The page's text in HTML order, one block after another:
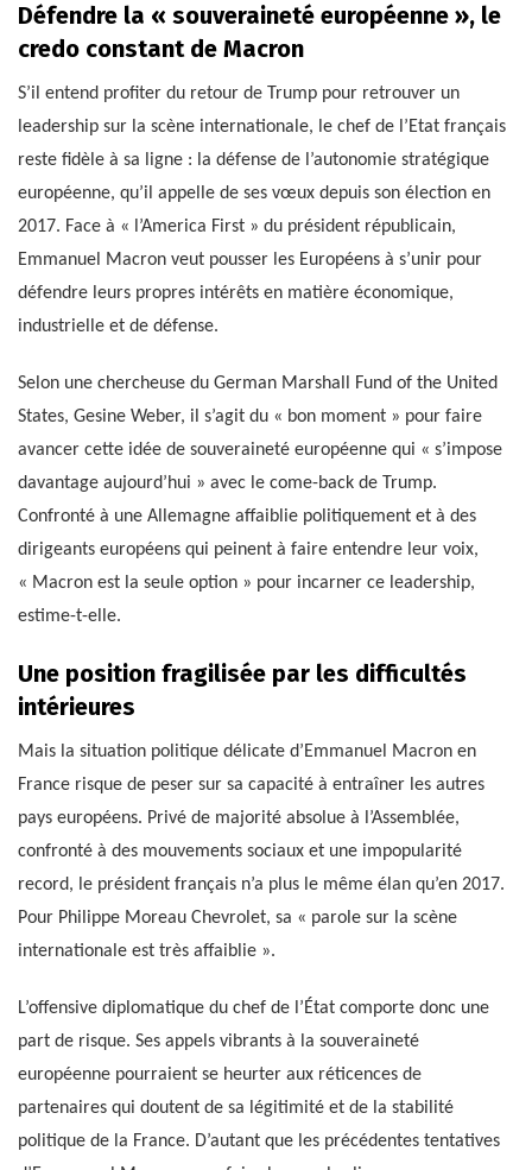
Défendre la « souveraineté européenne », le
credo constant de Macron
S’il entend profiter du retour de Trump pour retrouver un
leadership sur la scène internationale, le chef de l’Etat français
reste fidèle à sa ligne : la défense de l’autonomie stratégique
européenne, qu’il appelle de ses vœux depuis son élection en
2017. Face à « l’America First » du président républicain,
Emmanuel Macron veut pousser les Européens à s’unir pour
défendre leurs propres intérêts en matière économique,
industrielle et de défense.
Selon une chercheuse du German Marshall Fund of the United
States, Gesine Weber, il s’agit du « bon moment » pour faire
avancer cette idée de souveraineté européenne qui « s’impose
davantage aujourd’hui » avec le come-back de Trump.
Confronté à une Allemagne affaiblie politiquement et à des
dirigeants européens qui peinent à faire entendre leur voix,
« Macron est la seule option » pour incarner ce leadership,
estime-t-elle.
Une position fragilisée par les difficultés
intérieures
Mais la situation politique délicate d’Emmanuel Macron en
France risque de peser sur sa capacité à entraîner les autres
pays européens. Privé de majorité absolue à l’Assemblée,
confronté à des mouvements sociaux et une impopularité
record, le président français n’a plus le même élan qu’en 2017.
Pour Philippe Moreau Chevrolet, sa « parole sur la scène
internationale est très affaiblie ».
L’offensive diplomatique du chef de l’État comporte donc une
part de risque. Ses appels vibrants à la souveraineté
européenne pourraient se heurter aux réticences de
partenaires qui doutent de sa légitimité et de la stabilité
politique de la France. D’autant que les précédentes tentatives